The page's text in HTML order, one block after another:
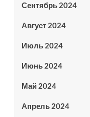
Сентябрь 2024
Август 2024
Июль 2024
Июнь 2024
Май 2024
Апрель 2024